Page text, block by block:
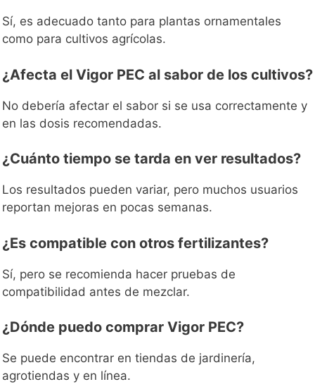
Sí, es adecuado tanto para plantas ornamentales
como para cultivos agrícolas.
¿Afecta el Vigor PEC al sabor de los cultivos?
No debería afectar el sabor si se usa correctamente y
en las dosis recomendadas.
¿Cuánto tiempo se tarda en ver resultados?
Los resultados pueden variar, pero muchos usuarios
reportan mejoras en pocas semanas.
¿Es compatible con otros fertilizantes?
Sí, pero se recomienda hacer pruebas de
compatibilidad antes de mezclar.
¿Dónde puedo comprar Vigor PEC?
Se puede encontrar en tiendas de jardinería,
agrotiendas y en línea.